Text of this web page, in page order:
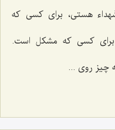
هستی، برای كسی كه
برای كسی كه مشكل است.
روی ...